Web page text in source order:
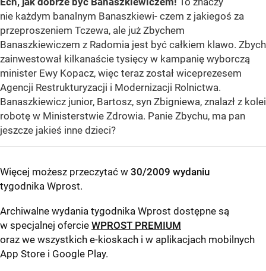
nie każdym banalnym Banaszkiewi- czem z jakiegoś za
przeproszeniem Tczewa, ale już Zbychem
Banaszkiewiczem z Radomia jest być całkiem klawo. Zbych
zainwestował kilkanaście tysięcy w kampanię wyborczą
minister Ewy Kopacz, więc teraz został wiceprezesem
Agencji Restrukturyzacji i Modernizacji Rolnictwa.
Banaszkiewicz junior, Bartosz, syn Zbigniewa, znalazł z kolei
robotę w Ministerstwie Zdrowia. Panie Zbychu, ma pan
jeszcze jakieś inne dzieci?
Więcej możesz przeczytać w 30/2009 wydaniu
tygodnika Wprost.
Archiwalne wydania tygodnika Wprost dostępne są
w specjalnej ofercie WPROST PREMIUM
oraz we wszystkich e-kioskach i w aplikacjach mobilnych
App Store i Google Play.